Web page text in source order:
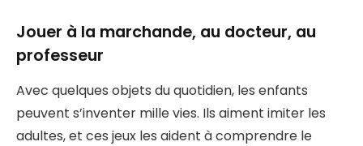
Jouer à la marchande, au docteur, au
professeur
Avec quelques objets du quotidien, les enfants
peuvent s’inventer mille vies. Ils aiment imiter les
adultes, et ces jeux les aident à comprendre le